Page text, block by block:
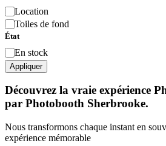
Catégorie
Location
Toiles de fond
État
ÉtatEn stock
Appliquer
Découvrez la vraie expérience
par Photobooth Sherbrooke.
Nous transformons chaque instant en
expérience mémorable